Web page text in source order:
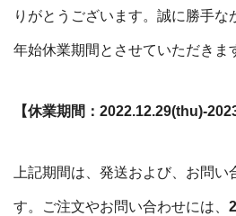
りがとうございます。 誠に勝手な
年始休業期間とさせていただきま
【休業期間：2022.12.29(thu)-
上記期間は、発送および、お問い
す。 ご注文やお問い合わせには、